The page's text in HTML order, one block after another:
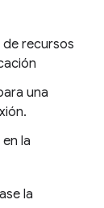
de recursos
una
la
la